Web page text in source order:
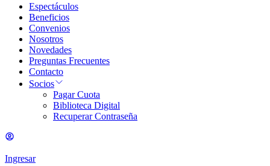
Espectáculos
Beneficios
Convenios
Nosotros
Novedades
Preguntas Frecuentes
Contacto
Socios
Pagar Cuota
Biblioteca Digital
Recuperar Contraseña
Ingresar